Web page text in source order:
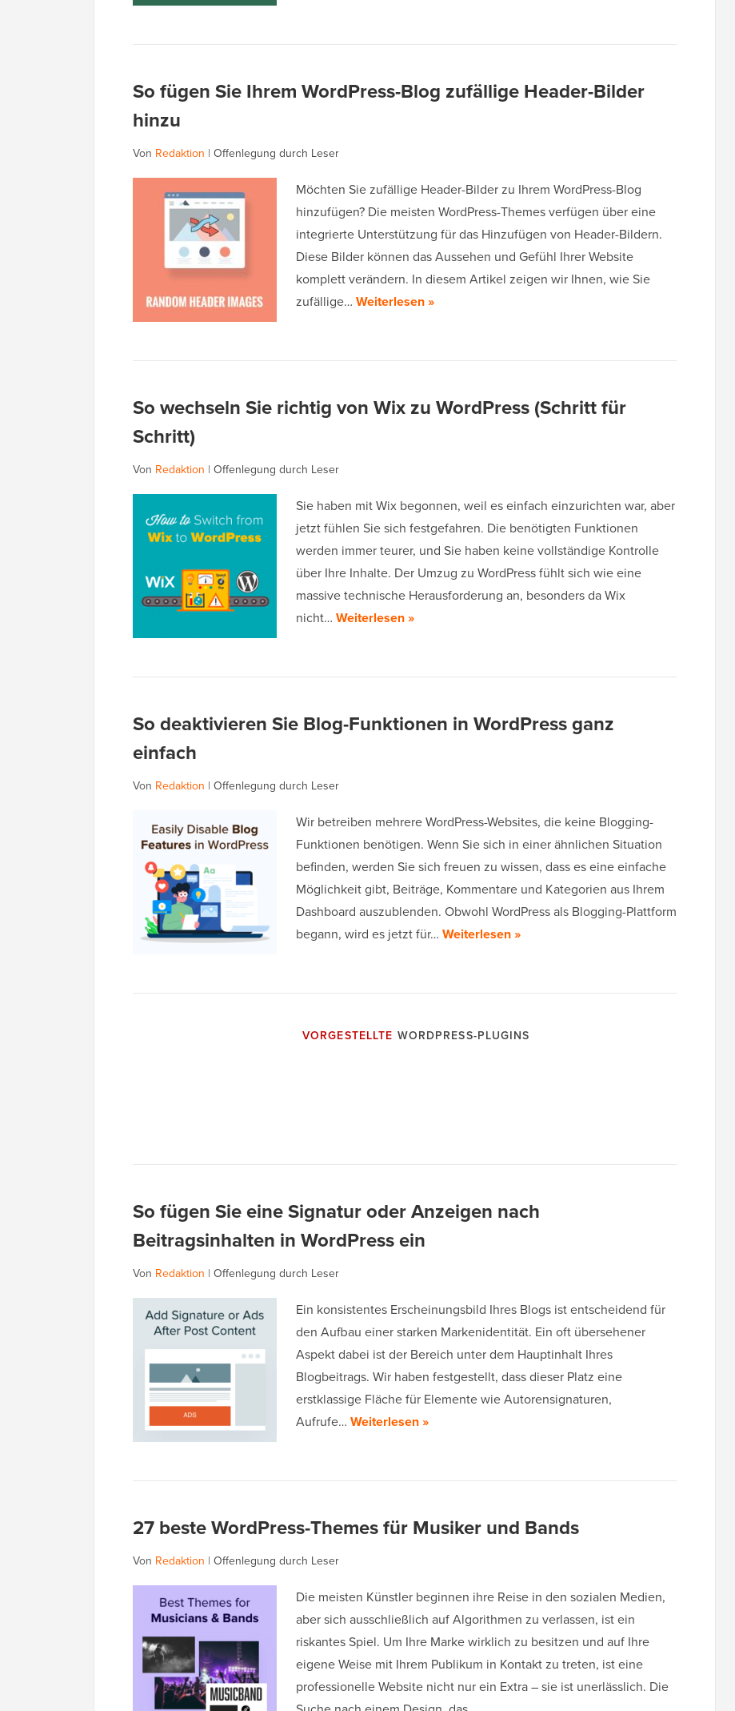
So fügen Sie Ihrem WordPress-Blog zufällige Header-Bilder
hinzu
Von Redaktion | Offenlegung durch Leser
Möchten Sie zufällige Header-Bilder zu Ihrem WordPress-Blog
hinzufügen? Die meisten WordPress-Themes verfügen über eine
integrierte Unterstützung für das Hinzufügen von Header-Bildern.
Diese Bilder können das Aussehen und Gefühl Ihrer Website
komplett verändern. In diesem Artikel zeigen wir Ihnen, wie Sie
zufällige… Weiterlesen »
So wechseln Sie richtig von Wix zu WordPress (Schritt für
Schritt)
Von Redaktion | Offenlegung durch Leser
Sie haben mit Wix begonnen, weil es einfach einzurichten war, aber
jetzt fühlen Sie sich festgefahren. Die benötigten Funktionen
werden immer teurer, und Sie haben keine vollständige Kontrolle
über Ihre Inhalte. Der Umzug zu WordPress fühlt sich wie eine
massive technische Herausforderung an, besonders da Wix
nicht… Weiterlesen »
So deaktivieren Sie Blog-Funktionen in WordPress ganz
einfach
Von Redaktion | Offenlegung durch Leser
Wir betreiben mehrere WordPress-Websites, die keine Blogging-
Funktionen benötigen. Wenn Sie sich in einer ähnlichen Situation
befinden, werden Sie sich freuen zu wissen, dass es eine einfache
Möglichkeit gibt, Beiträge, Kommentare und Kategorien aus Ihrem
Dashboard auszublenden. Obwohl WordPress als Blogging-Plattform
begann, wird es jetzt für… Weiterlesen »
VORGESTELLTE WORDPRESS-PLUGINS
So fügen Sie eine Signatur oder Anzeigen nach
Beitragsinhalten in WordPress ein
Von Redaktion | Offenlegung durch Leser
Ein konsistentes Erscheinungsbild Ihres Blogs ist entscheidend für
den Aufbau einer starken Markenidentität. Ein oft übersehener
Aspekt dabei ist der Bereich unter dem Hauptinhalt Ihres
Blogbeitrags. Wir haben festgestellt, dass dieser Platz eine
erstklassige Fläche für Elemente wie Autorensignaturen,
Aufrufe… Weiterlesen »
27 beste WordPress-Themes für Musiker und Bands
Von Redaktion | Offenlegung durch Leser
Die meisten Künstler beginnen ihre Reise in den sozialen Medien,
aber sich ausschließlich auf Algorithmen zu verlassen, ist ein
riskantes Spiel. Um Ihre Marke wirklich zu besitzen und auf Ihre
eigene Weise mit Ihrem Publikum in Kontakt zu treten, ist eine
professionelle Website nicht nur ein Extra – sie ist unerlässlich. Die